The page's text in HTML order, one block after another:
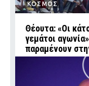
ΚΟΣΜΟΣ
Θέουτα: «Οι
γεμάτοι
παραμένουν